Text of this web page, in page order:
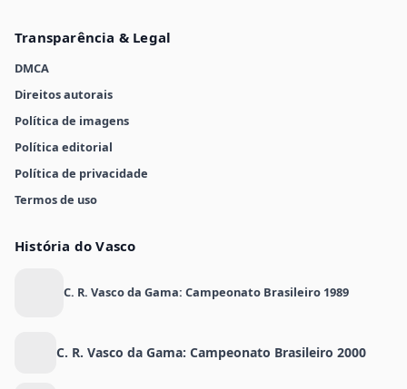
Transparência & Legal
DMCA
Direitos autorais
Política de imagens
Política editorial
Política de privacidade
Termos de uso
História do Vasco
C. R. Vasco da Gama: Campeonato Brasileiro 1989
C. R. Vasco da Gama: Campeonato Brasileiro 2000